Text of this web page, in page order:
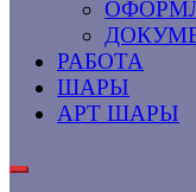
РАБОТА
ШАРЫ
АРТ ШАРЫ